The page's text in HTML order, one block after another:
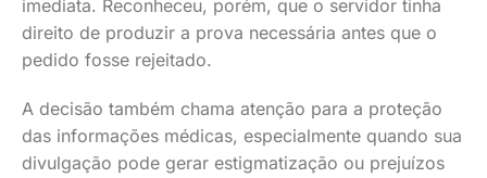
imediata. Reconheceu, porém, que o servidor tinha
direito de produzir a prova necessária antes que o
pedido fosse rejeitado.
A decisão também chama atenção para a proteção
das informações médicas, especialmente quando sua
divulgação pode gerar estigmatização ou prejuízos